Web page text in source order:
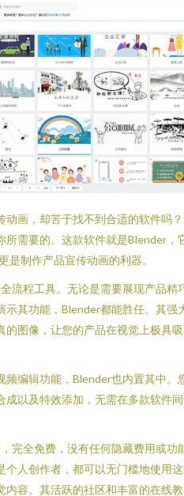
画，却苦于找不到合适的软件吗
所需要的。这款软件就是Blender，
是制作产品宣传动画的利器。
流程工具。无论是需要展现产品精
示其功能，Blender都能胜任。其强
图像，让您的产品在视觉上极具
频编辑功能，Blender也内置其中。
以及特效添加，无需在多款软件
完全免费，没有任何隐藏费用或功
人创作者，都可以无门槛地使用
容。其活跃的社区和丰富的在线教